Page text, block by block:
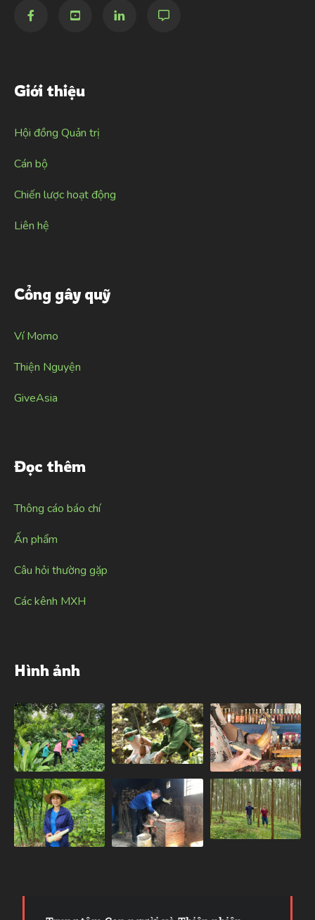
Giới thiệu
Hội đồng Quản trị
Cán bộ
Chiến lược hoạt động
Liên hệ
Cổng gây quỹ
Ví Momo
Thiện Nguyện
GiveAsia
Đọc thêm
Thông cáo báo chí
Ấn phẩm
Câu hỏi thường gặp
Các kênh MXH
Hình ảnh